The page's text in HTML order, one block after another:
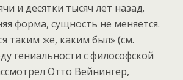
и десятки тысяч лет назад.
форма, сущность не меняется.
таким же, каким был» (см.
гениальности с философской
Отто Вейнингер,